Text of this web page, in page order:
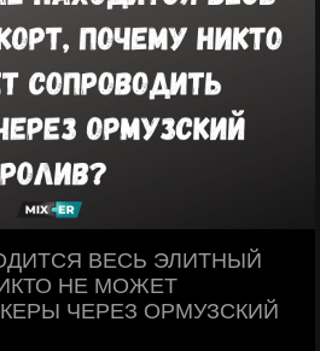
ВЕСЬ ЭЛИТНЫЙ
НЕ МОЖЕТ
ЧЕРЕЗ ОРМУЗСКИЙ